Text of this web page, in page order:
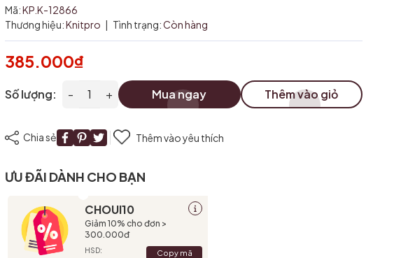
Mã:KP.K-12866
Thương hiệu:Knitpro | Tình trạng:Còn hàng
385.000₫
Số lượng: - + Mua ngay Thêm vào giỏ
Chia sẻ Thêm vào yêu thích
ƯU ĐÃI DÀNH CHO BẠN
CHOUI10
Giảm 10% cho đơn >
300.000đ
HSD: Copy mã